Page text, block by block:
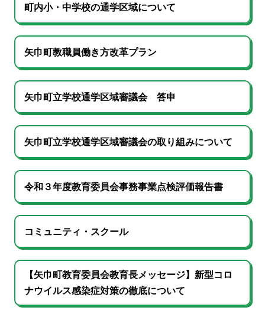
町内小・中学校の通学区域について
矢巾町教職員働き方改革プラン
矢巾町立学校通学区域審議会 答申
矢巾町立学校通学区域審議会の取り組みについて
令和３年度教育委員会事務事業点検評価報告書
コミュニティ・スクール
【矢巾町教育委員会教育長メッセージ】新型コロ
ナウイルス感染症対策の徹底について